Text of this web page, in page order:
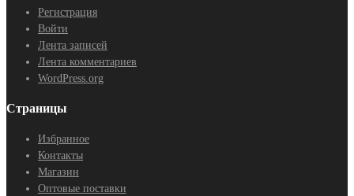
Регистрация
Войти
Лента записей
Лента комментариев
WordPress.org
Страницы
Избранное
Контакты
Магазин
Оптовые поставки